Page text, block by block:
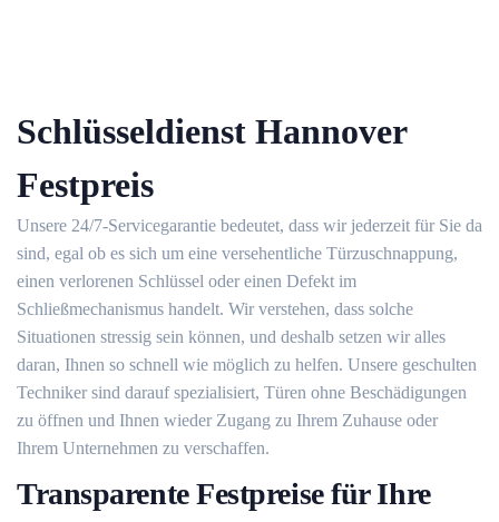
Schlüsseldienst Hannover
Festpreis
Unsere 24/7-Servicegarantie bedeutet, dass wir jederzeit für Sie da
sind, egal ob es sich um eine versehentliche Türzuschnappung,
einen verlorenen Schlüssel oder einen Defekt im
Schließmechanismus handelt. Wir verstehen, dass solche
Situationen stressig sein können, und deshalb setzen wir alles
daran, Ihnen so schnell wie möglich zu helfen. Unsere geschulten
Techniker sind darauf spezialisiert, Türen ohne Beschädigungen
zu öffnen und Ihnen wieder Zugang zu Ihrem Zuhause oder
Ihrem Unternehmen zu verschaffen.
Transparente Festpreise für Ihre